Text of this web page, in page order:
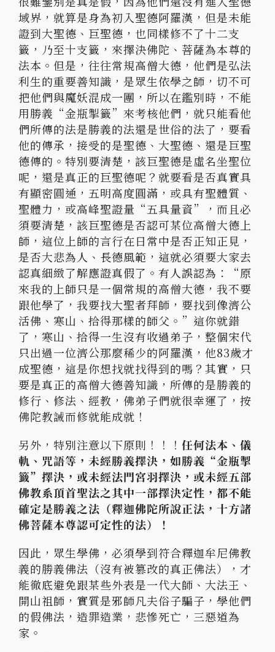
域界，就算是身為初入聖德阿羅漢，但是未能
證到大聖德、巨聖德，也同樣修不了十二支
籤，乃至十支籤，來擇決佛陀、菩薩為本尊的
法本。但是，往往常規高僧大德，他們是弘法
利生的重要善知識，是眾生依學之師，切不可
把他們與魔妖混成一團，所以在鑑別時，不能
用勝義“金瓶掣籤”來考核他們，就只能看他
們所傳的法是勝義的法還是世俗的法了，要看
他的傳承，接受的是聖德、大聖德、還是巨聖
德傳的。特別要清楚，該巨聖德是虛名坐聖位
呢，還是真正的巨聖德呢？就要看是否真實具
有顯密圓通，五明高度圓滿，或具有聖體質、
聖體力，或高峰聖證量“五具量資”，而且必
須要清楚，該巨聖德是否認可某位高僧大德上
師，這位上師的言行在日常中是否正知正見，
是否大悲為人、長德風範，這就必須要大家去
認真細緻了解應證真假了。有人誤認為：“原
來我的上師只是一個常規的高僧大德，我不要
跟他學了，我要找大聖者拜師，要找到像濟公
活佛、寒山、拾得那樣的師父。”這你就錯
了，寒山、拾得一生沒有收過弟子，整個宋代
只出過一位濟公那麼稀少的阿羅漢，他83歲才
成聖德，這是你想找就找得到的嗎？其實，只
要是真正的高僧大德善知識，所傳的是勝義的
修行、修法、經教，佛弟子們就很幸運了，按
佛陀教誡而修就能成就！
另外，特別注意以下原則！！！ 任何法本、儀
軌、咒語等，未經勝義擇決，如勝義“金瓶掣
籤”擇決，或未經法門宮羽擇決，或未經五部
佛教系頂首聖法之其中一部擇決定性，都不能
確定是勝義之法（釋迦佛陀所說正法，十方諸
佛菩薩本尊認可定性的法）！
因此，眾生學佛，必須學到符合釋迦牟尼佛教
義的勝義佛法（沒有被篡改的真正佛法），才
能徹底避免跟某些外表是一代大師、大法王、
開山祖師，實質是邪師凡夫俗子騙子，學他們
的假佛法，造罪造業，悲慘死亡，三惡道為
家。